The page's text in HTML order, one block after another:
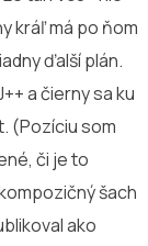
kráľ má po ňom
ďalší plán.
a čierny sa ku
(Pozíciu som
či je to
šach
ako